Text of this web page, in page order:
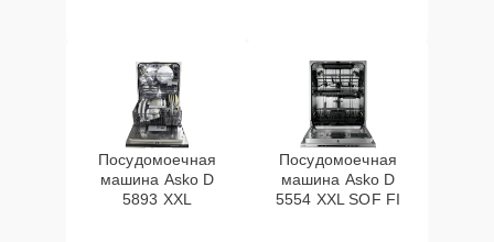
Посудомоечная
машина Asko D
5893 XXL
Посудомоечная
машина Asko D
5554 XXL SOF FI